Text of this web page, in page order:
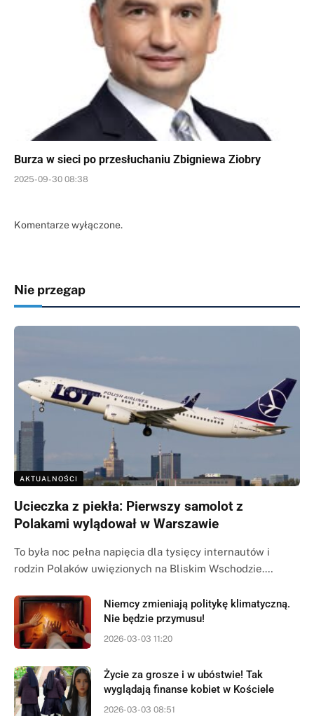
Burza w sieci po przesłuchaniu Zbigniewa Ziobry
2025-09-30 08:38
Komentarze wyłączone.
Nie przegap
AKTUALNOŚCI
Ucieczka z piekła: Pierwszy samolot z
Polakami wylądował w Warszawie
To była noc pełna napięcia dla tysięcy internautów i
rodzin Polaków uwięzionych na Bliskim Wschodzie.…
Niemcy zmieniają politykę klimatyczną.
Nie będzie przymusu!
2026-03-03 11:20
Życie za grosze i w ubóstwie! Tak
wyglądają finanse kobiet w Kościele
2026-03-03 08:51